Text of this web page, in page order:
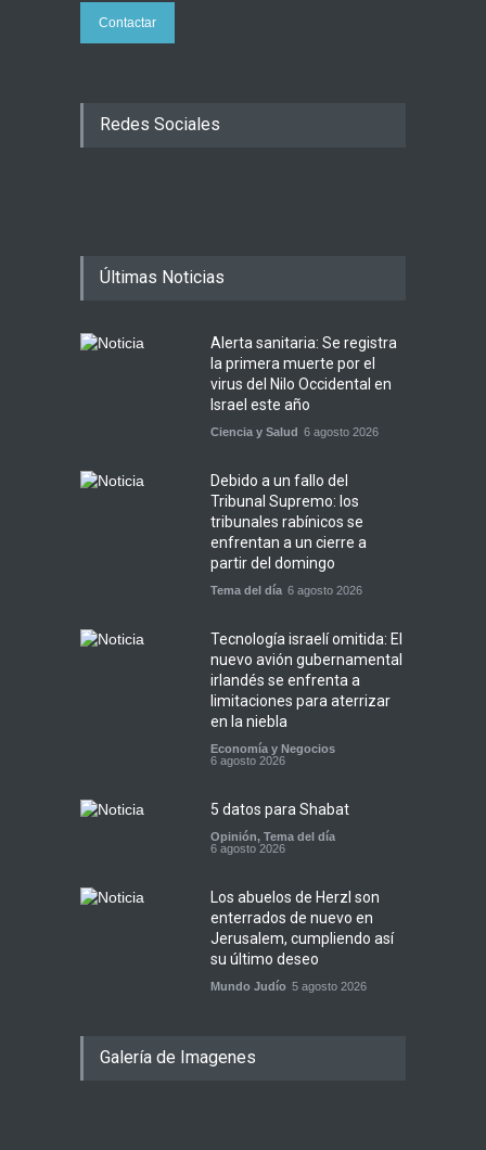
Contactar
Redes Sociales
Últimas Noticias
Alerta sanitaria: Se registra
la primera muerte por el
virus del Nilo Occidental en
Israel este año
Ciencia y Salud 6 agosto 2026
Debido a un fallo del
Tribunal Supremo: los
tribunales rabínicos se
enfrentan a un cierre a
partir del domingo
Tema del día 6 agosto 2026
Tecnología israelí omitida: El
nuevo avión gubernamental
irlandés se enfrenta a
limitaciones para aterrizar
en la niebla
Economía y Negocios
6 agosto 2026
5 datos para Shabat
Opinión, Tema del día
6 agosto 2026
Los abuelos de Herzl son
enterrados de nuevo en
Jerusalem, cumpliendo así
su último deseo
Mundo Judío 5 agosto 2026
Galería de Imagenes